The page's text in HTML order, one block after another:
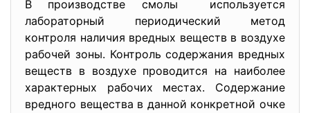
В производстве смолы используется
лабораторный периодический метод
контроля наличия вредных веществ в воздухе
рабочей зоны. Контроль содержания вредных
веществ в воздухе проводится на наиболее
характерных рабочих местах. Содержание
вредного вещества в данной конкретной очке